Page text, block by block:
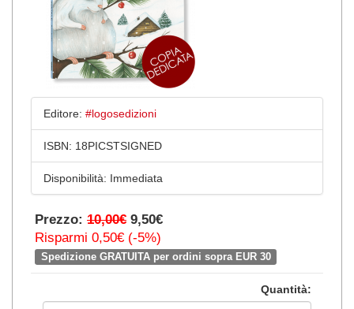
Editore: #logosedizioni
ISBN: 18PICSTSIGNED
Disponibilità: Immediata
Prezzo: 10,00€ 9,50€
Risparmi 0,50€ (-5%)
Spedizione GRATUITA per ordini sopra EUR 30
Quantità: